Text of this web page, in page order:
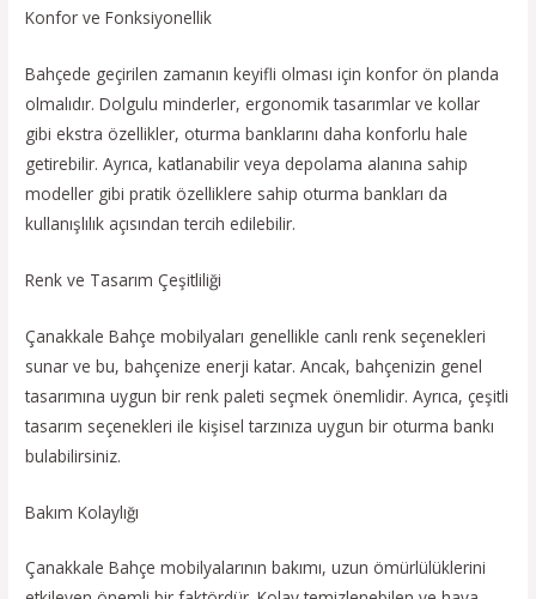
Konfor ve Fonksiyonellik
Bahçede geçirilen zamanın keyifli olması için konfor ön planda
olmalıdır. Dolgulu minderler, ergonomik tasarımlar ve kollar
gibi ekstra özellikler, oturma banklarını daha konforlu hale
getirebilir. Ayrıca, katlanabilir veya depolama alanına sahip
modeller gibi pratik özelliklere sahip oturma bankları da
kullanışlılık açısından tercih edilebilir.
Renk ve Tasarım Çeşitliliği
Çanakkale Bahçe mobilyaları genellikle canlı renk seçenekleri
sunar ve bu, bahçenize enerji katar. Ancak, bahçenizin genel
tasarımına uygun bir renk paleti seçmek önemlidir. Ayrıca, çeşitli
tasarım seçenekleri ile kişisel tarzınıza uygun bir oturma bankı
bulabilirsiniz.
Bakım Kolaylığı
Çanakkale Bahçe mobilyalarının bakımı, uzun ömürlülüklerini